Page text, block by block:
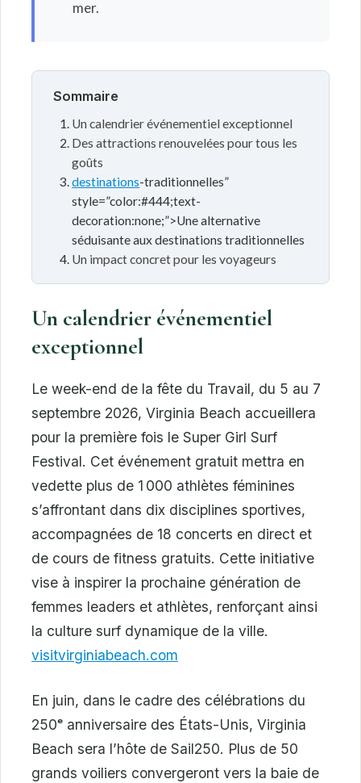
mer.
Sommaire
Un calendrier événementiel exceptionnel
Des attractions renouvelées pour tous les
goûts
destinations-traditionnelles”
style=”color:#444;text-
decoration:none;”>Une alternative
séduisante aux destinations traditionnelles
Un impact concret pour les voyageurs
Un calendrier événementiel
exceptionnel
Le week-end de la fête du Travail, du 5 au 7
septembre 2026, Virginia Beach accueillera
pour la première fois le Super Girl Surf
Festival. Cet événement gratuit mettra en
vedette plus de 1 000 athlètes féminines
s’affrontant dans dix disciplines sportives,
accompagnées de 18 concerts en direct et
de cours de fitness gratuits. Cette initiative
vise à inspirer la prochaine génération de
femmes leaders et athlètes, renforçant ainsi
la culture surf dynamique de la ville.
visitvirginiabeach.com
En juin, dans le cadre des célébrations du
250ᵉ anniversaire des États-Unis, Virginia
Beach sera l’hôte de Sail250. Plus de 50
grands voiliers convergeront vers la baie de